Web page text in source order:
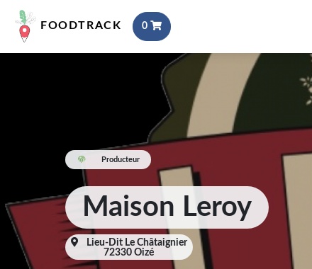
FOODTRACK 0
Producteur
Maison Leroy
Lieu-Dit Le Châtaignier
72330 Oizé